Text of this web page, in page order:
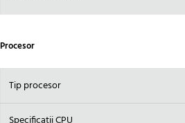
Procesor
Tip procesor